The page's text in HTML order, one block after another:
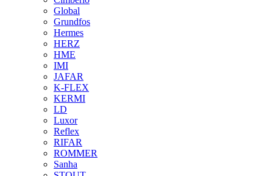
Global
Grundfos
Hermes
HERZ
HME
IMI
JAFAR
K-FLEX
KERMI
LD
Luxor
Reflex
RIFAR
ROMMER
Sanha